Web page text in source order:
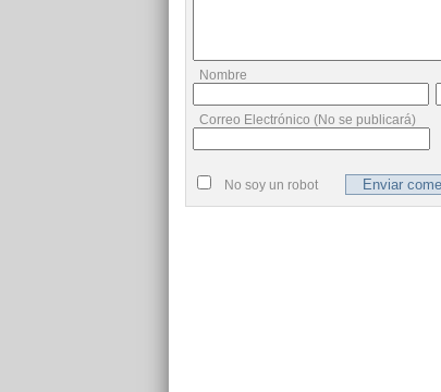
Nombre
Correo Electrónico (No se publicará)
No soy un robot